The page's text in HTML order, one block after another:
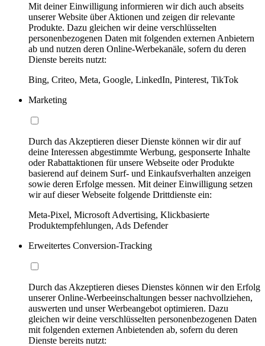
Mit deiner Einwilligung informieren wir dich auch abseits
unserer Website über Aktionen und zeigen dir relevante
Produkte. Dazu gleichen wir deine verschlüsselten
personenbezogenen Daten mit folgenden externen Anbietern
ab und nutzen deren Online-Werbekanäle, sofern du deren
Dienste bereits nutzt:
Bing, Criteo, Meta, Google, LinkedIn, Pinterest, TikTok
Marketing
Durch das Akzeptieren dieser Dienste können wir dir auf
deine Interessen abgestimmte Werbung, gesponserte Inhalte
oder Rabattaktionen für unsere Webseite oder Produkte
basierend auf deinem Surf- und Einkaufsverhalten anzeigen
sowie deren Erfolge messen. Mit deiner Einwilligung setzen
wir auf dieser Webseite folgende Drittdienste ein:
Meta-Pixel, Microsoft Advertising, Klickbasierte
Produktempfehlungen, Ads Defender
Erweitertes Conversion-Tracking
Durch das Akzeptieren dieses Dienstes können wir den Erfolg
unserer Online-Werbeeinschaltungen besser nachvollziehen,
auswerten und unser Werbeangebot optimieren. Dazu
gleichen wir deine verschlüsselten personenbezogenen Daten
mit folgenden externen Anbietenden ab, sofern du deren
Dienste bereits nutzt: